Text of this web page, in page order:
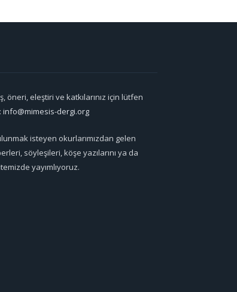
öneri, eleştiri ve katkılarınız için lütfen
info@mimesis-dergi.org
isteyen okurlarımızdan gelen
söyleşileri, köşe yazılarını ya da
yayımlıyoruz.